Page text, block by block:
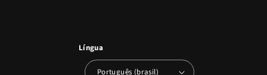
Língua
Português (brasil)